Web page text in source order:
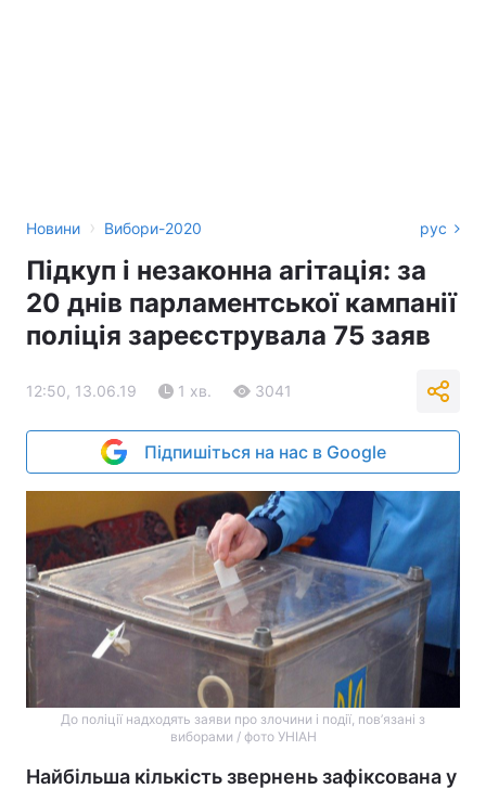
Новини › Вибори-2020 рус
Підкуп і незаконна агітація: за
20 днів парламентської кампанії
поліція зареєструвала 75 заяв
12:50, 13.06.19 1 хв. 3041
Підпишіться на нас в Google
До поліції надходять заяви про злочини і події, пов’язані з
виборами / фото УНІАН
Найбільша кількість звернень зафіксована у